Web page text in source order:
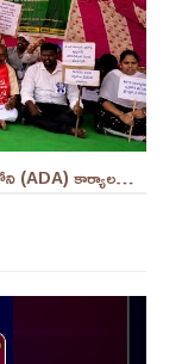
MPEO తమ సమస్యల పరిష్కారం కోరుతూ ఆలూరులోని (ADA) కార్యాలయం ఎదుట దీక్ష ||YES 9TV #kurnool